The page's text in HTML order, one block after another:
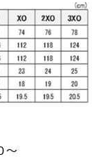
～